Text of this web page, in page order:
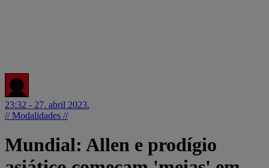
23:32 - 27. abril 2023.
// Modalidades //
Mundial: Allen e prodígio